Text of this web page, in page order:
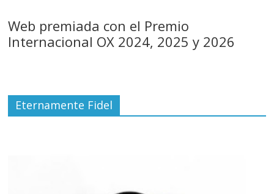
Web premiada con el Premio
Internacional OX 2024, 2025 y 2026
Eternamente Fidel